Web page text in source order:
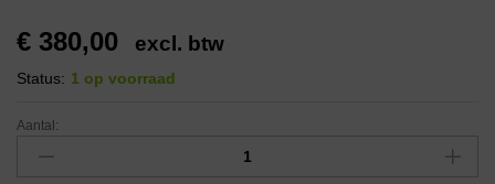
€ 380,00 excl. btw
Status: 1 op voorraad
Aantal: